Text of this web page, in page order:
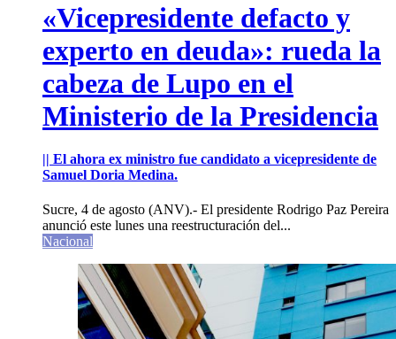
«Vicepresidente defacto y
experto en deuda»: rueda la
cabeza de Lupo en el
Ministerio de la Presidencia
|| El ahora ex ministro fue candidato a vicepresidente de
Samuel Doria Medina.
Sucre, 4 de agosto (ANV).- El presidente Rodrigo Paz Pereira
anunció este lunes una reestructuración del...
Nacional